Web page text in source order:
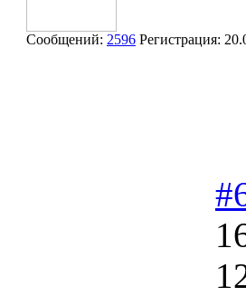
Сообщений: 2596 Регистрация: